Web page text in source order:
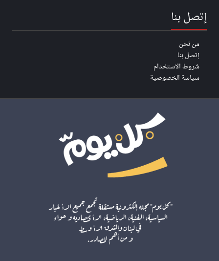
إتصل بنا
من نحن
إتصل بنا
شروط الاستخدام
سياسة الخصوصية